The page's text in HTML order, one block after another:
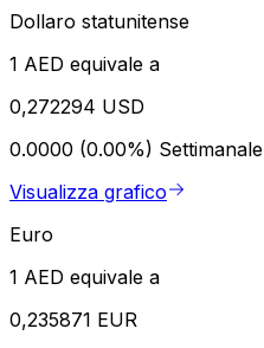
Dollaro statunitense
1 AED equivale a
0,272294 USD
0.0000 (0.00%) Settimanale
Visualizza grafico
Euro
1 AED equivale a
0,235871 EUR